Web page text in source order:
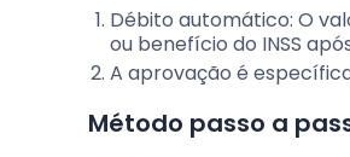
Débito automático: O
ou benefício do INSS
A aprovação é
Método passo a